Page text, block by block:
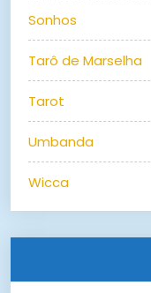
Sonhos
Tarô de Marselha
Tarot
Umbanda
Wicca